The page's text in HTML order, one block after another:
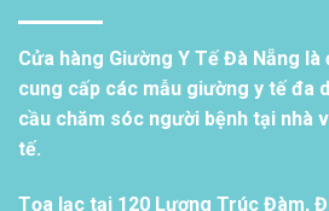
Cửa hàng Giường Y Tế Đà Nẵng
cung cấp các mẫu giường y tế đa
cầu chăm sóc người bệnh tại nhà
tế.
Tọa lạc tại 120 Lương Trúc Đàm,